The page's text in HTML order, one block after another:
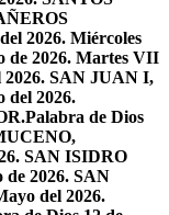
2026. Miércoles
de 2026. Martes VII
2026. SAN JUAN I,
del 2026.
Palabra de Dios
SAN ISIDRO
de 2026. SAN
del 2026.